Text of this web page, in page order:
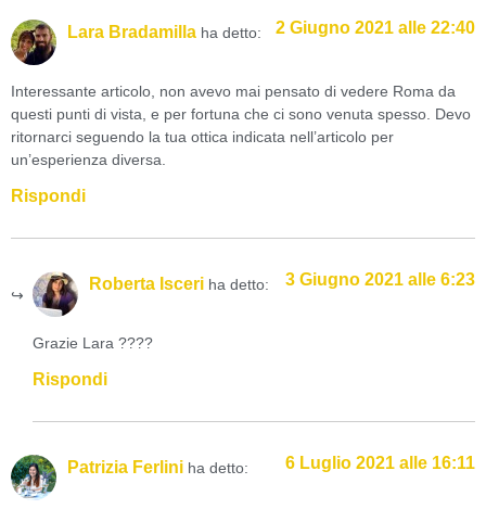
Lara Bradamilla ha detto: 2 Giugno 2021 alle 22:40
Interessante articolo, non avevo mai pensato di vedere Roma da
questi punti di vista, e per fortuna che ci sono venuta spesso. Devo
ritornarci seguendo la tua ottica indicata nell’articolo per
un’esperienza diversa.
Rispondi
Roberta Isceri ha detto: 3 Giugno 2021 alle 6:23
Grazie Lara ????
Rispondi
Patrizia Ferlini ha detto: 6 Luglio 2021 alle 16:11